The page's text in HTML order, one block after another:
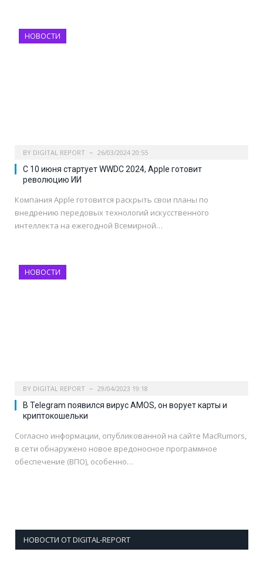
НОВОСТИ
BY DIGITAL REPORT 26/03/2024 20:55
С 10 июня стартует WWDC 2024, Apple готовит
революцию ИИ
Компания Apple готовится раскрыть свои планы по
внедрению передовых технологий искусственного
интеллекта на ежегодной Всемирной…
НОВОСТИ
BY DIGITAL REPORT 29/04/2023 19:18
В Telegram появился вирус AMOS, он ворует карты и
криптокошельки
Согласно информации, опубликованной на сайте MacRumors,
в сети обнаружено новое вредоносное программное
обеспечение (ВПО), особенно…
НОВОСТИ ОТ DIGITAL-REPORT